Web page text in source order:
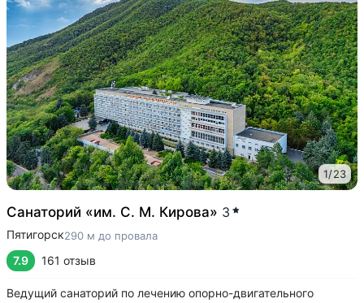
1/23
Санаторий «им. С. М. Кирова» 3
Пятигорск290 м до провала
7.9 161 отзыв
Ведущий санаторий по лечению опорно-двигательного